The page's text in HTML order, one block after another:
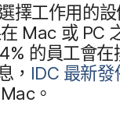
擇​工作用​的​
Mac 或PC
% 的​員工​會​
， IDC 最​新​發
Mac。